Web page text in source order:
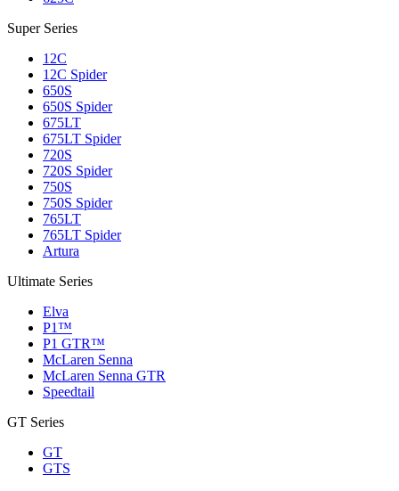
Super Series
12C
12C Spider
650S
650S Spider
675LT
675LT Spider
720S
720S Spider
750S
750S Spider
765LT
765LT Spider
Artura
Ultimate Series
Elva
P1™
P1 GTR™
McLaren Senna
McLaren Senna GTR
Speedtail
GT Series
GT
GTS